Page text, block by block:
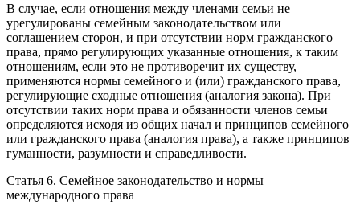
В случае, если отношения между членами семьи не
урегулированы семейным законодательством или
соглашением сторон, и при отсутствии норм гражданского
права, прямо регулирующих указанные отношения, к таким
отношениям, если это не противоречит их существу,
применяются нормы семейного и (или) гражданского права,
регулирующие сходные отношения (аналогия закона). При
отсутствии таких норм права и обязанности членов семьи
определяются исходя из общих начал и принципов семейного
или гражданского права (аналогия права), а также принципов
гуманности, разумности и справедливости.
Статья 6. Семейное законодательство и нормы
международного права